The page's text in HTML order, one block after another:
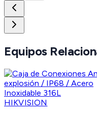
Equipos
HIKVISION